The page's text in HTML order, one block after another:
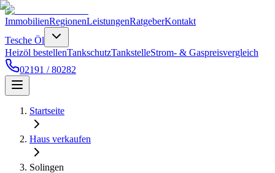
ImmobilienRegionenLeistungenRatgeberKontakt
Tesche Öl
Heizöl bestellenTankschutzTankstelleStrom- & Gaspreisvergleich
02191 / 80282
Startseite
Haus verkaufen
Solingen